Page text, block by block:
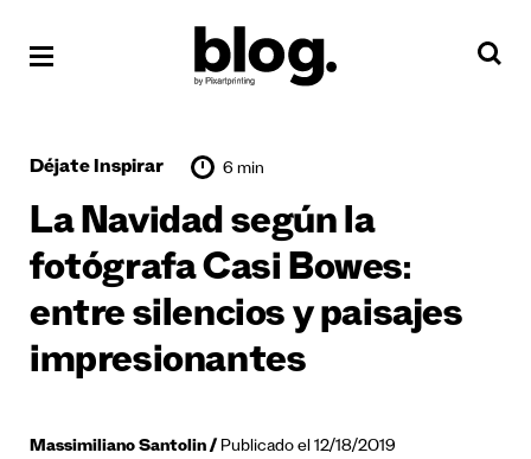
Déjate Inspirar 6 min
La Navidad según la
fotógrafa Casi Bowes:
entre silencios y paisajes
impresionantes
Massimiliano Santolin Publicado el 12/18/2019